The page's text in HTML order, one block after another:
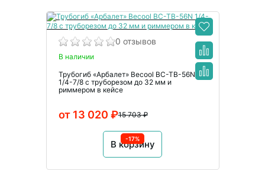
0 отзывов
В наличии
Трубогиб «Арбалет» Becool BC-TB-56N
1/4-7/8 с труборезом до 32 мм и
риммером в кейсе
15 703 ₽
от 13 020 ₽
В корзину
-17%